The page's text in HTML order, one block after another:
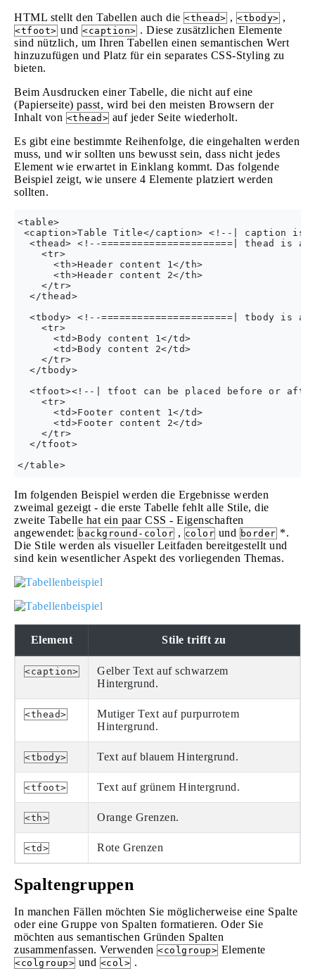
HTML stellt den Tabellen auch die <thead> , <tbody> ,
<tfoot> und <caption> . Diese zusätzlichen Elemente
sind nützlich, um Ihren Tabellen einen semantischen Wert
hinzuzufügen und Platz für ein separates CSS-Styling zu
bieten.
Beim Ausdrucken einer Tabelle, die nicht auf eine
(Papierseite) passt, wird bei den meisten Browsern der
Inhalt von <thead> auf jeder Seite wiederholt.
Es gibt eine bestimmte Reihenfolge, die eingehalten werden
muss, und wir sollten uns bewusst sein, dass nicht jedes
Element wie erwartet in Einklang kommt. Das folgende
Beispiel zeigt, wie unsere 4 Elemente platziert werden
sollten.
<table>
<caption>Table Title</caption> <!--| caption
<thead> <!--======================| thead is
    <tr>
      <th>Header content 1</th>
      <th>Header content 2</th>
    </tr>
  </thead>
<tbody> <!--======================| tbody is
    <tr>
      <td>Body content 1</td>
      <td>Body content 2</td>
    </tr>
  </tbody>
<tfoot><!--|
    <tr>
      <td>Footer content 1</td>
      <td>Footer content 2</td>
    </tr>
  </tfoot>
Im folgenden Beispiel werden die Ergebnisse werden
zweimal gezeigt - die erste Tabelle fehlt alle Stile, die
zweite Tabelle hat ein paar CSS - Eigenschaften
angewendet: background-color , color und border *.
Die Stile werden als visueller Leitfaden bereitgestellt und
sind kein wesentlicher Aspekt des vorliegenden Themas.
Element Stile trifft zu
<caption>
Gelber Text auf schwarzem
Hintergrund.
<thead>
Mutiger Text auf purpurrotem
Hintergrund.
<tbody> Text auf blauem Hintergrund.
<tfoot> Text auf grünem Hintergrund.
<th> Orange Grenzen.
<td> Rote Grenzen
Spaltengruppen
In manchen Fällen möchten Sie möglicherweise eine Spalte
oder eine Gruppe von Spalten formatieren. Oder Sie
möchten aus semantischen Gründen Spalten
zusammenfassen. Verwenden <colgroup> Elemente
<colgroup> und <col> .